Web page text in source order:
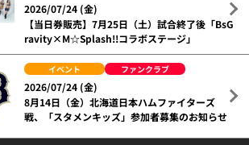
2026/07/24 (金)
【当日券販売】7月25日（土）試合終了後「BsG
ravity×M☆Splash!!コラボステージ」
イベント ファンクラブ
2026/07/24 (金)
8月14日（金）北海道日本ハムファイターズ
戦、「スタメンキッズ」参加者募集のお知らせ